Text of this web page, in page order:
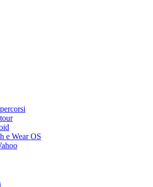
e Wear OS